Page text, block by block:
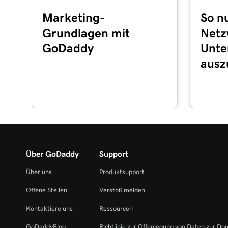
Onlinebestellung hinzufügen
Lektion 15 (von 21)
Fügen Sie unter Websites + Marketing eine
Aktivieren Sie Online-Terminzahlungen in
Synchronisieren von Terminen mit meinem
Übersicht über Google Smart-Kampagnen
Marketing-
Grundlagen mit
GoDaddy
So
Über GoDaddy
Über uns
Offene Stellen
Kontaktiere uns
Support
Produktsupport
Verstoß melden
Ressourcen